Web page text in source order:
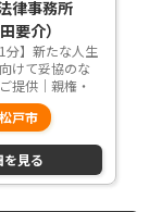
律事務所
要介）
分】新たな人生
けて妥協のな
提供｜親権・
流もお任せく
松戸市
を見る